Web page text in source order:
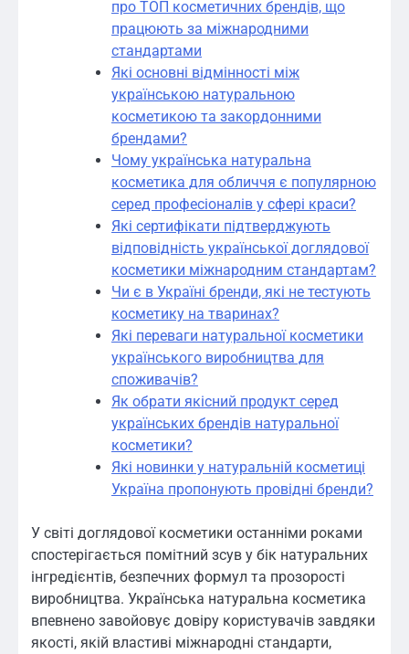
про ТОП косметичних брендів, що
працюють за міжнародними
стандартами
Які основні відмінності між
українською натуральною
косметикою та закордонними
брендами?
Чому українська натуральна
косметика для обличчя є популярною
серед професіоналів у сфері краси?
Які сертифікати підтверджують
відповідність української доглядової
косметики міжнародним стандартам?
Чи є в Україні бренди, які не тестують
косметику на тваринах?
Які переваги натуральної косметики
українського виробництва для
споживачів?
Як обрати якісний продукт серед
українських брендів натуральної
косметики?
Які новинки у натуральній косметиці
Україна пропонують провідні бренди?
У світі доглядової косметики останніми роками
спостерігається помітний зсув у бік натуральних
інгредієнтів, безпечних формул та прозорості
виробництва. Українська натуральна косметика
впевнено завойовує довіру користувачів завдяки
якості, якій властиві міжнародні стандарти,